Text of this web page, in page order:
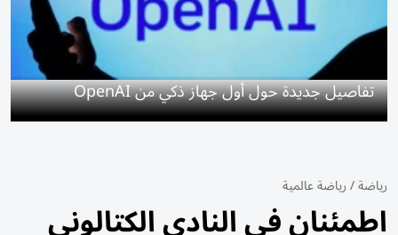
تفاصيل جديدة حول أول جهاز ذكي من OpenAI
رياضة/رياضة عالمية
اطمئنان في النادي الكتالوني